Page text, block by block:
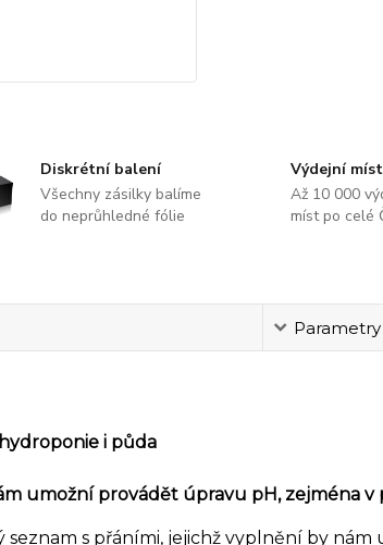
Diskrétní balení
Všechny zásilky balíme
do neprůhledné fólie
Výdejní
Až 10 000
míst po celé
Parametry
i půda
umožní provádět úpravu pH, zejména
s přáními, jejichž vyplnění by nám